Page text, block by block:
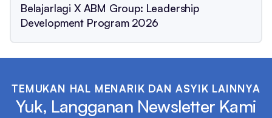
Belajarlagi X ABM Group: Leadership
Development Program 2026
TEMUKAN HAL MENARIK DAN ASYIK LAINNYA
Yuk, Langganan Newsletter Kami